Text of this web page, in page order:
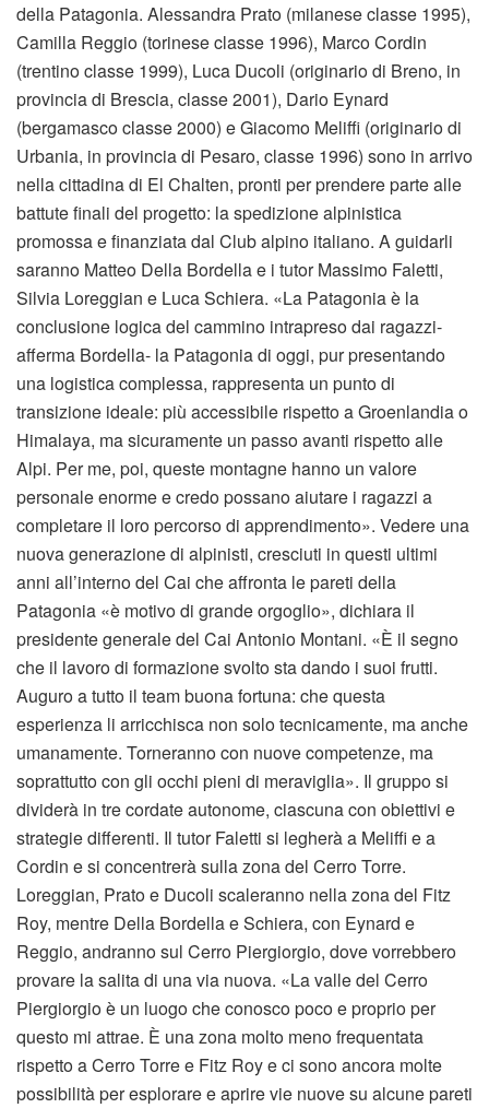
della Patagonia. Alessandra Prato (milanese classe 1995),
Camilla Reggio (torinese classe 1996), Marco Cordin
(trentino classe 1999), Luca Ducoli (originario di Breno, in
provincia di Brescia, classe 2001), Dario Eynard
(bergamasco classe 2000) e Giacomo Meliffi (originario di
Urbania, in provincia di Pesaro, classe 1996) sono in arrivo
nella cittadina di El Chalten, pronti per prendere parte alle
battute finali del progetto: la spedizione alpinistica
promossa e finanziata dal Club alpino italiano. A guidarli
saranno Matteo Della Bordella e i tutor Massimo Faletti,
Silvia Loreggian e Luca Schiera. «La Patagonia è la
conclusione logica del cammino intrapreso dai ragazzi-
afferma Bordella- la Patagonia di oggi, pur presentando
una logistica complessa, rappresenta un punto di
transizione ideale: più accessibile rispetto a Groenlandia o
Himalaya, ma sicuramente un passo avanti rispetto alle
Alpi. Per me, poi, queste montagne hanno un valore
personale enorme e credo possano aiutare i ragazzi a
completare il loro percorso di apprendimento». Vedere una
nuova generazione di alpinisti, cresciuti in questi ultimi
anni all’interno del Cai che affronta le pareti della
Patagonia «è motivo di grande orgoglio», dichiara il
presidente generale del Cai Antonio Montani. «È il segno
che il lavoro di formazione svolto sta dando i suoi frutti.
Auguro a tutto il team buona fortuna: che questa
esperienza li arricchisca non solo tecnicamente, ma anche
umanamente. Torneranno con nuove competenze, ma
soprattutto con gli occhi pieni di meraviglia». Il gruppo si
dividerà in tre cordate autonome, ciascuna con obiettivi e
strategie differenti. Il tutor Faletti si legherà a Meliffi e a
Cordin e si concentrerà sulla zona del Cerro Torre.
Loreggian, Prato e Ducoli scaleranno nella zona del Fitz
Roy, mentre Della Bordella e Schiera, con Eynard e
Reggio, andranno sul Cerro Piergiorgio, dove vorrebbero
provare la salita di una via nuova. «La valle del Cerro
Piergiorgio è un luogo che conosco poco e proprio per
questo mi attrae. È una zona molto meno frequentata
rispetto a Cerro Torre e Fitz Roy e ci sono ancora molte
possibilità per esplorare e aprire vie nuove su alcune pareti